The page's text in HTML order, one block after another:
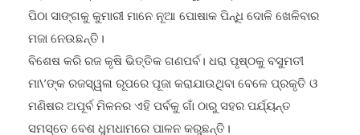
ଓଡ଼ିଆ ପାରମ୍ପରିକ ପୋଡ଼ ପିଠା, ଏଣ୍ଡୁରି,ମଣ୍ଡା, କାକରା,ଆରିଶା
ପିଠା ସାଙ୍ଗକୁ କୁମାରୀ ମାନେ ନୂଆ ପୋଷାକ ପିନ୍ଧି ଦୋଳି ଖେଳିବାର
ମଜା ନେଉଛନ୍ତି।
ବିଶେଷ କରି ରଜ କୃଷି ଭିତ୍ତିକ ଗଣପର୍ବ। ଧରା ପୃଷ୍ଠକୁ ବସୁମତୀ
ମା\’ଙ୍କ ରଜସ୍ୱଳା ରୂପରେ ପୂଜା କରାଯାଉଥିବା ବେଳେ ପ୍ରକୃତି ଓ
ମଣିଷର ଅପୂର୍ବ ମିଳନର ଏହି ପର୍ବକୁ ଗାଁ ଠାରୁ ସହର ପର୍ଯ୍ୟନ୍ତ